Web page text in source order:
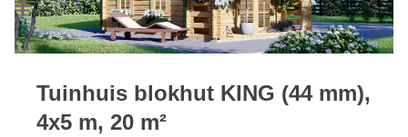
Tuinhuis blokhut KING (44 mm),
4x5 m, 20 m²